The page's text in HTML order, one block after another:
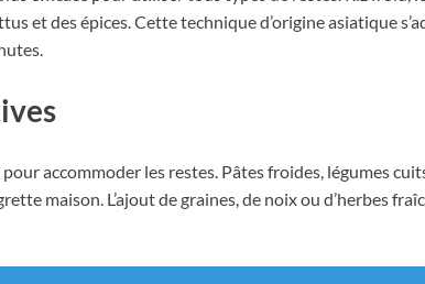
et des épices. Cette technique d’origine asiatique
accommoder les restes. Pâtes froides, légumes
maison. L’ajout de graines, de noix ou d’herbes